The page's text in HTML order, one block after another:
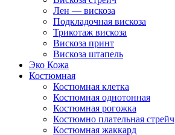
Лен — вискоза
Подкладочная вискоза
Трикотаж вискоза
Вискоза принт
Вискоза штапель
Эко Кожа
Костюмная
Костюмная клетка
Костюмная однотонная
Костюмная рогожка
Костюмно плательная стрейч
Костюмная жаккард